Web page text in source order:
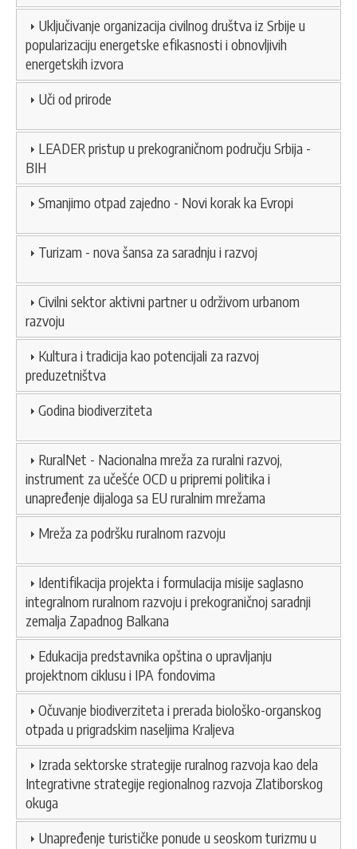
Uključivanje organizacija civilnog društva iz Srbije u
popularizaciju energetske efikasnosti i obnovljivih
energetskih izvora
Uči od prirode
LEADER pristup u prekograničnom području Srbija -
BIH
Smanjimo otpad zajedno - Novi korak ka Evropi
Turizam - nova šansa za saradnju i razvoj
Civilni sektor aktivni partner u održivom urbanom
razvoju
Kultura i tradicija kao potencijali za razvoj
preduzetništva
Godina biodiverziteta
RuralNet - Nacionalna mreža za ruralni razvoj,
instrument za učešće OCD u pripremi politika i
unapređenje dijaloga sa EU ruralnim mrežama
Mreža za podršku ruralnom razvoju
Identifikacija projekta i formulacija misije saglasno
integralnom ruralnom razvoju i prekograničnoj saradnji
zemalja Zapadnog Balkana
Edukacija predstavnika opština o upravljanju
projektnom ciklusu i IPA fondovima
Očuvanje biodiverziteta i prerada biološko-organskog
otpada u prigradskim naseljima Kraljeva
Izrada sektorske strategije ruralnog razvoja kao dela
Integrativne strategije regionalnog razvoja Zlatiborskog
okuga
Unapređenje turističke ponude u seoskom turizmu u